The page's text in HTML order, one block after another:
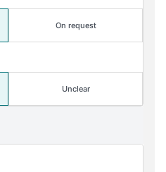
On request
Unclear